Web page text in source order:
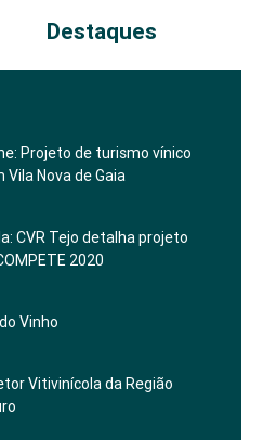
Destaques
Projeto de turismo vínico
Nova de Gaia
CVR Tejo detalha projeto
2020
Vinho
Vitivinícola da Região